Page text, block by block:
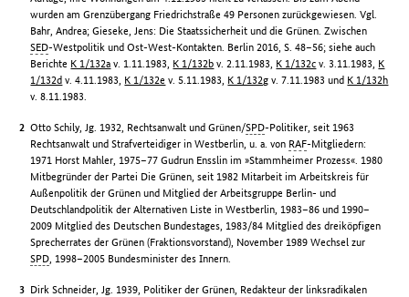
wurden am Grenzübergang Friedrichstraße 49 Personen zurückgewiesen. Vgl.
Bahr, Andrea; Gieseke, Jens: Die Staatssicherheit und die Grünen. Zwischen
SED-Westpolitik und Ost-West-Kontakten. Berlin 2016, S. 48–56; siehe auch
Berichte K 1/132a v. 1.11.1983, K 1/132b v. 2.11.1983, K 1/132c v. 3.11.1983, K
1/132d v. 4.11.1983, K 1/132e v. 5.11.1983, K 1/132g v. 7.11.1983 und K 1/132h
v. 8.11.1983.
Otto Schily, Jg. 1932, Rechtsanwalt und Grünen/SPD-Politiker, seit 1963
Rechtsanwalt und Strafverteidiger in Westberlin, u. a. von RAF-Mitgliedern:
1971 Horst Mahler, 1975–77 Gudrun Ensslin im »Stammheimer Prozess«. 1980
Mitbegründer der Partei Die Grünen, seit 1982 Mitarbeit im Arbeitskreis für
Außenpolitik der Grünen und Mitglied der Arbeitsgruppe Berlin- und
Deutschlandpolitik der Alternativen Liste in Westberlin, 1983–86 und 1990–
2009 Mitglied des Deutschen Bundestages, 1983/84 Mitglied des dreiköpfigen
Sprecherrates der Grünen (Fraktionsvorstand), November 1989 Wechsel zur
SPD , 1998–2005 Bundesminister des Innern.
Dirk Schneider, Jg. 1939, Politiker der Grünen, Redakteur der linksradikalen